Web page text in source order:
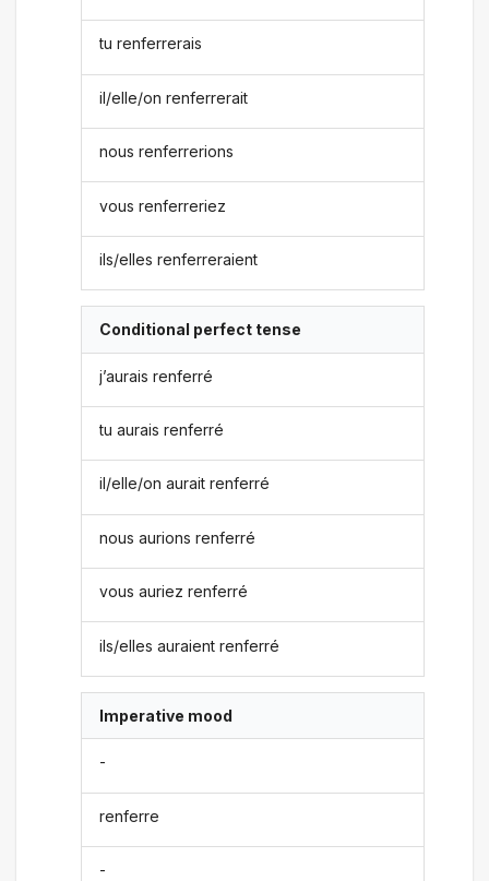
tu renferrerais
il/elle/on renferrerait
nous renferrerions
vous renferreriez
ils/elles renferreraient
Conditional perfect tense
j’aurais renferré
tu aurais renferré
il/elle/on aurait renferré
nous aurions renferré
vous auriez renferré
ils/elles auraient renferré
Imperative mood
-
renferre
-